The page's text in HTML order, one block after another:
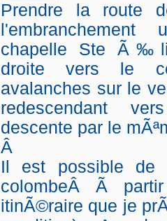
Prendre la route
chapelle Ste
droite vers le
avalanches sur le
redescendant
descente par le
Â
Il est possible de
colombeÂ Ã
itinÃ©raire que je